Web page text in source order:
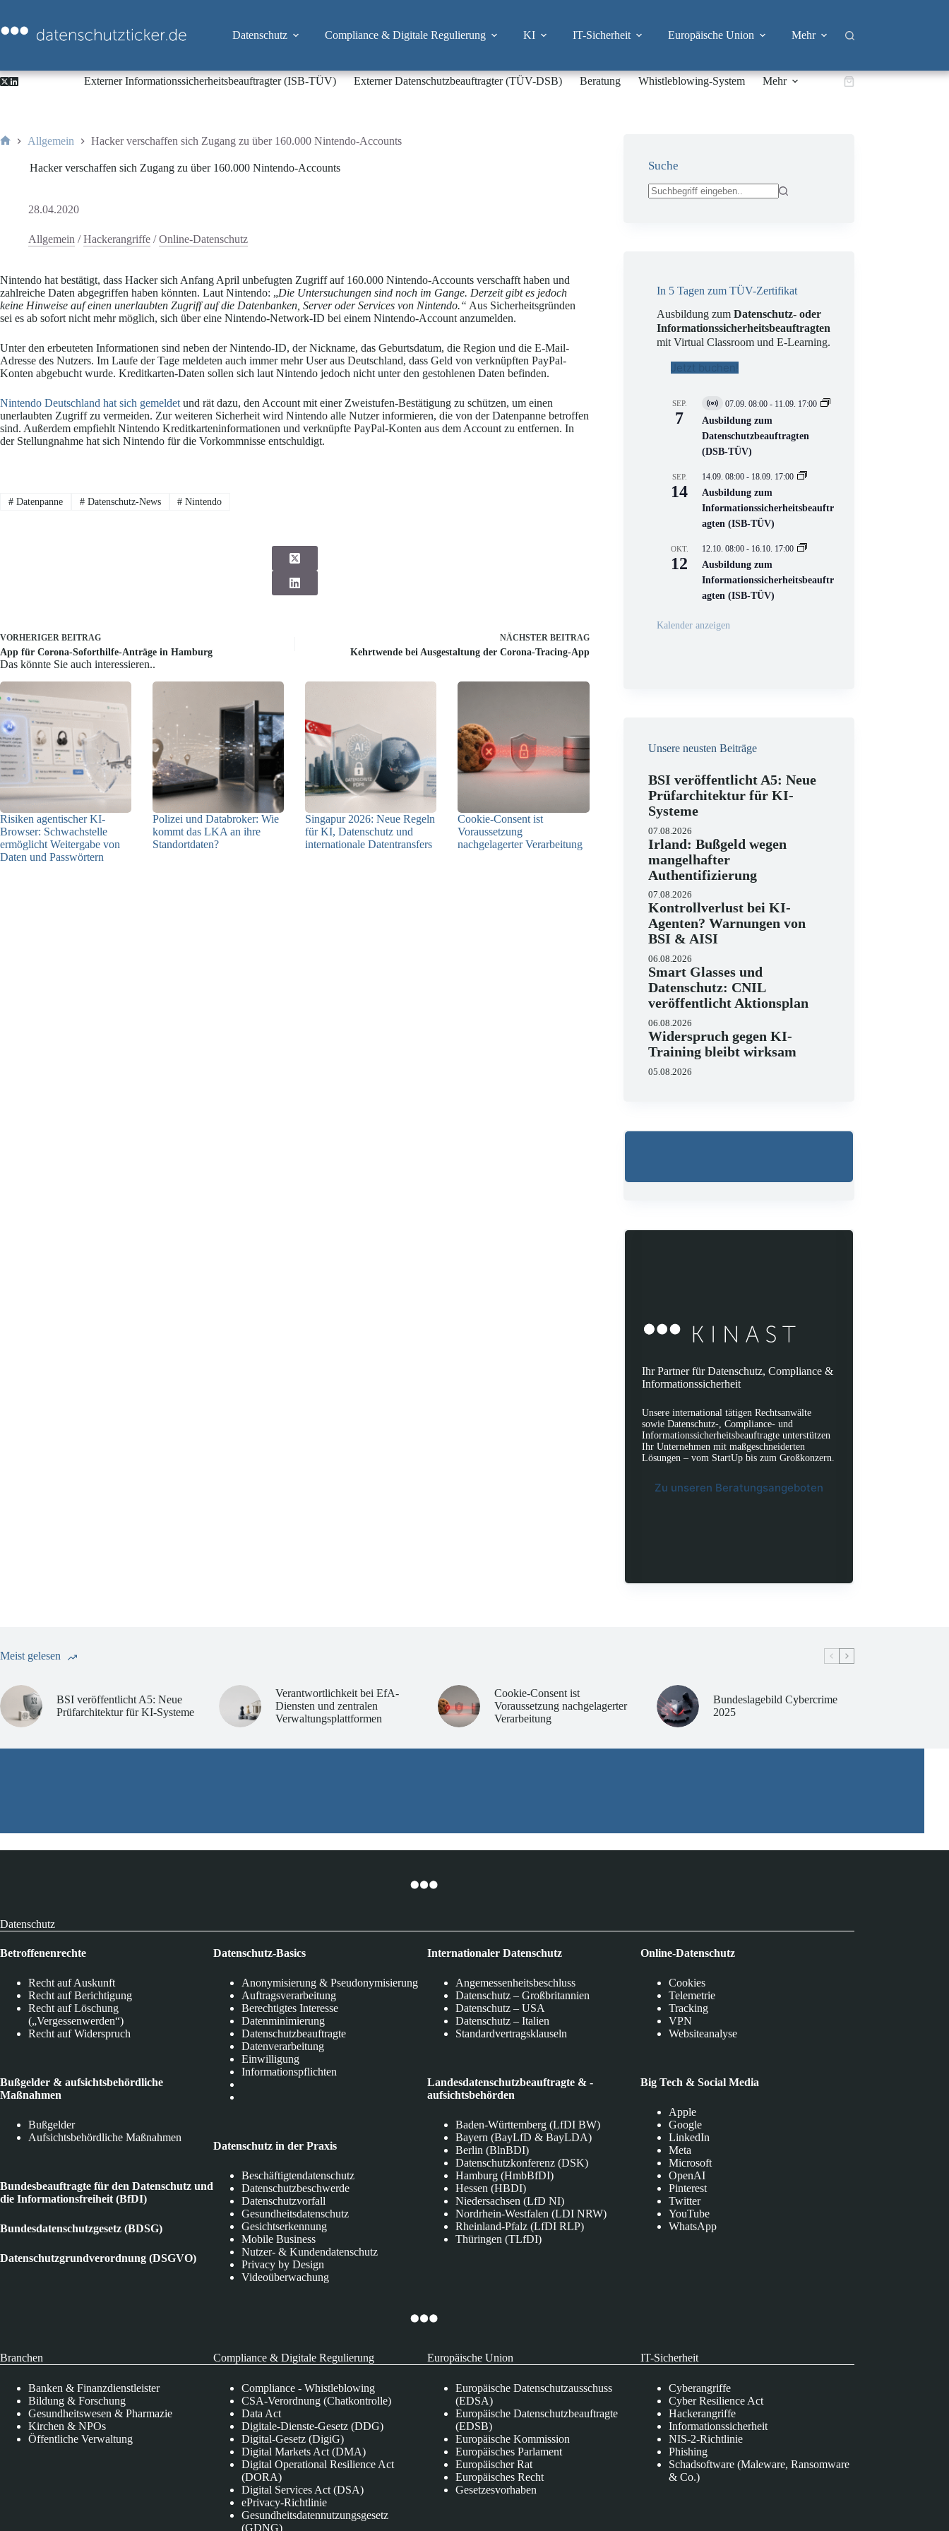
springen
Datenschutz Compliance & Digitale Regulierung KI IT-Sicherheit Europäische Union Mehr
Externer Informationssicherheitsbeauftragter (ISB-TÜV) Externer Datenschutzbeauftragter (TÜV-DSB) Beratung Whistleblowing-System Mehr Warenkorb
Allgemein Hacker verschaffen sich Zugang zu über 160.000 Nintendo-Accounts
Hacker verschaffen sich Zugang zu über 160.000 Nintendo-Accounts
28.04.2020
Allgemein /Hackerangriffe /Online-Datenschutz
Nintendo hat bestätigt, dass Hacker sich Anfang April unbefugten Zugriff auf 160.000 Nintendo-Accounts verschafft haben und
zahlreiche Daten abgegriffen haben könnten. Laut Nintendo: „Die Untersuchungen sind noch im Gange. Derzeit gibt es jedoch
keine Hinweise auf einen unerlaubten Zugriff auf die Datenbanken, Server oder Services von Nintendo.“ Aus Sicherheitsgründen
sei es ab sofort nicht mehr möglich, sich über eine Nintendo-Network-ID bei einem Nintendo-Account anzumelden.
Unter den erbeuteten Informationen sind neben der Nintendo-ID, der Nickname, das Geburtsdatum, die Region und die E-Mail-
Adresse des Nutzers. Im Laufe der Tage meldeten auch immer mehr User aus Deutschland, dass Geld von verknüpften PayPal-
Konten abgebucht wurde. Kreditkarten-Daten sollen sich laut Nintendo jedoch nicht unter den gestohlenen Daten befinden.
Nintendo Deutschland hat sich gemeldet und rät dazu, den Account mit einer Zweistufen-Bestätigung zu schützen, um einen
unerlaubten Zugriff zu vermeiden. Zur weiteren Sicherheit wird Nintendo alle Nutzer informieren, die von der Datenpanne betroffen
sind. Außerdem empfiehlt Nintendo Kreditkarteninformationen und verknüpfte PayPal-Konten aus dem Account zu entfernen. In
der Stellungnahme hat sich Nintendo für die Vorkommnisse entschuldigt.
#Datenpanne #Datenschutz-News # Nintendo
VORHERIGER BEITRAG
App für Corona-Soforthilfe-Anträge in Hamburg
NÄCHSTER BEITRAG
Kehrtwende bei Ausgestaltung der Corona-Tracing-App
Das könnte Sie auch interessieren..
Risiken agentischer KI-
Browser: Schwachstelle
ermöglicht Weitergabe von
Daten und Passwörtern
Polizei und Databroker: Wie
kommt das LKA an ihre
Standortdaten?
Singapur 2026: Neue Regeln
für KI, Datenschutz und
internationale Datentransfers
Cookie-Consent ist
Voraussetzung
nachgelagerter Verarbeitung
Suche
In 5 Tagen zum TÜV-Zertifikat
Ausbildung zumDatenschutz- oder
Informationssicherheitsbeauftragten
mit Virtual Classroom und E-Learning.
Jetzt buchen!
SEP.
7
V
i
t
u
l
V
e
r
n
s
t
a
t
n
07.09. 08:00 - 11.09. 17:00
Ausbildung zum
Datenschutzbeauftragten
(DSB-TÜV)
SEP.
14
14.09. 08:00 - 18.09. 17:00
Ausbildung zum
Informationssicherheitsbeauftr
agten (ISB-TÜV)
OKT.
12
12.10. 08:00 - 16.10. 17:00
Ausbildung zum
Informationssicherheitsbeauftr
agten (ISB-TÜV)
Kalender anzeigen
Unsere neusten Beiträge
BSI veröffentlicht A5: Neue
Prüfarchitektur für KI-
Systeme
07.08.2026
Irland: Bußgeld wegen
mangelhafter
Authentifizierung
07.08.2026
Kontrollverlust bei KI-
Agenten? Warnungen von
BSI & AISI
06.08.2026
Smart Glasses und
Datenschutz: CNIL
veröffentlicht Aktionsplan
06.08.2026
Widerspruch gegen KI-
Training bleibt wirksam
05.08.2026
Ihr Partner für Datenschutz, Compliance &
Informationssicherheit
Unsere international tätigen Rechtsanwälte
sowie Datenschutz-, Compliance- und
Informationssicherheitsbeauftragte unterstützen
Ihr Unternehmen mit maßgeschneiderten
Lösungen – vom StartUp bis zum Großkonzern.
Zu unseren Beratungsangeboten
Meist gelesen
BSI veröffentlicht A5: Neue
Prüfarchitektur für KI-Systeme
Verantwortlichkeit bei EfA-
Diensten und zentralen
Verwaltungsplattformen
Cookie-Consent ist
Voraussetzung nachgelagerter
Verarbeitung
Bundeslagebild Cybercrime
2025
Datenschutz
Betroffenenrechte
Recht auf Auskunft
Recht auf Berichtigung
Recht auf Löschung
(„Vergessenwerden“)
Recht auf Widerspruch
Bußgelder & aufsichtsbehördliche
Maßnahmen
Bußgelder
Aufsichtsbehördliche Maßnahmen
Bundesbeauftragte für den Datenschutz und
die Informationsfreiheit (BfDI)
Bundesdatenschutzgesetz (BDSG)
Datenschutzgrundverordnung (DSGVO)
Datenschutz-Basics
Anonymisierung & Pseudonymisierung
Auftragsverarbeitung
Berechtigtes Interesse
Datenminimierung
Datenschutzbeauftragte
Datenverarbeitung
Einwilligung
Informationspflichten
Datenschutz in der Praxis
Beschäftigtendatenschutz
Datenschutzbeschwerde
Datenschutzvorfall
Gesundheitsdatenschutz
Gesichtserkennung
Mobile Business
Nutzer- & Kundendatenschutz
Privacy by Design
Videoüberwachung
Internationaler Datenschutz
Angemessenheitsbeschluss
Datenschutz – Großbritannien
Datenschutz – USA
Datenschutz – Italien
Standardvertragsklauseln
Landesdatenschutzbeauftragte & -
aufsichtsbehörden
Baden-Württemberg (LfDI BW)
Bayern (BayLfD & BayLDA)
Berlin (BlnBDI)
Datenschutzkonferenz (DSK)
Hamburg (HmbBfDI)
Hessen (HBDI)
Niedersachsen (LfD NI)
Nordrhein-Westfalen (LDI NRW)
Rheinland-Pfalz (LfDI RLP)
Thüringen (TLfDI)
Online-Datenschutz
Cookies
Telemetrie
Tracking
VPN
Websiteanalyse
Big Tech & Social Media
Apple
Google
LinkedIn
Meta
Microsoft
OpenAI
Pinterest
Twitter
YouTube
WhatsApp
Branchen
Banken & Finanzdienstleister
Bildung & Forschung
Gesundheitswesen & Pharmazie
Kirchen & NPOs
Öffentliche Verwaltung
Compliance & Digitale Regulierung
Compliance - Whistleblowing
CSA-Verordnung (Chatkontrolle)
Data Act
Digitale-Dienste-Gesetz (DDG)
Digital-Gesetz (DigiG)
Digital Markets Act (DMA)
Digital Operational Resilience Act
(DORA)
Digital Services Act (DSA)
ePrivacy-Richtlinie
Gesundheitsdatennutzungsgesetz
(GDNG)
Europäische Union
Europäische Datenschutzausschuss
(EDSA)
Europäische Datenschutzbeauftragte
(EDSB)
Europäische Kommission
Europäisches Parlament
Europäischer Rat
Europäisches Recht
Gesetzesvorhaben
IT-Sicherheit
Cyberangriffe
Cyber Resilience Act
Hackerangriffe
Informationssicherheit
NIS-2-Richtlinie
Phishing
Schadsoftware (Maleware, Ransomware
& Co.)